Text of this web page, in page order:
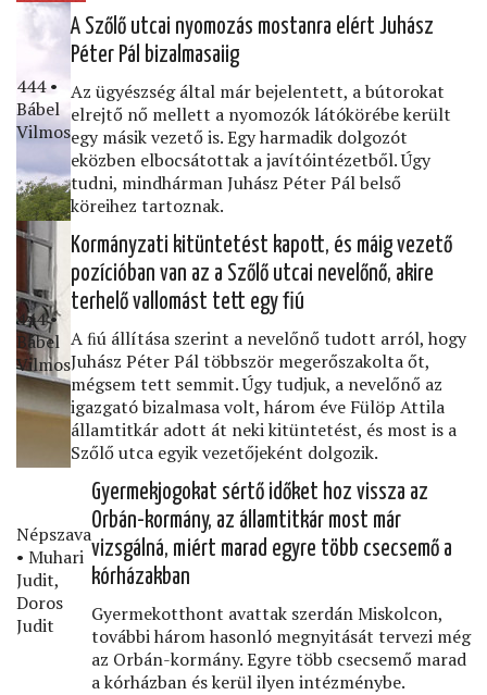
444 •
Bábel
Vilmos
A Szőlő utcai nyomozás mostanra elért Juhász
Péter Pál bizalmasaiig
Az ügyészség által már bejelentett, a bútorokat
elrejtő nő mellett a nyomozók látókörébe került
egy másik vezető is. Egy harmadik dolgozót
eközben elbocsátottak a javítóintézetből. Úgy
tudni, mindhárman Juhász Péter Pál belső
köreihez tartoznak.
444 •
Bábel
Vilmos
Kormányzati kitüntetést kapott, és máig vezető
pozícióban van az a Szőlő utcai nevelőnő, akire
terhelő vallomást tett egy ﬁú
A ﬁú állítása szerint a nevelőnő tudott arról, hogy
Juhász Péter Pál többször megerőszakolta őt,
mégsem tett semmit. Úgy tudjuk, a nevelőnő az
igazgató bizalmasa volt, három éve Fülöp Attila
államtitkár adott át neki kitüntetést, és most is a
Szőlő utca egyik vezetőjeként dolgozik.
Népszava
• Muhari
Judit,
Doros
Judit
Gyermekjogokat sértő időket hoz vissza az
Orbán-kormány, az államtitkár most már
vizsgálná, miért marad egyre több csecsemő a
kórházakban
Gyermekotthont avattak szerdán Miskolcon,
további három hasonló megnyitását tervezi még
az Orbán-kormány. Egyre több csecsemő marad
a kórházban és kerül ilyen intézménybe.